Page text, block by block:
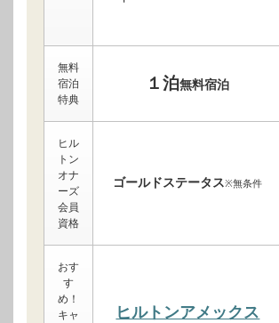
無料
宿泊
特典
１泊無料宿泊
ヒル
トン
オナ
ーズ
会員
資格
ゴールドステータス※無条件
おす
す
め！
キャ
ヒルトンアメックス